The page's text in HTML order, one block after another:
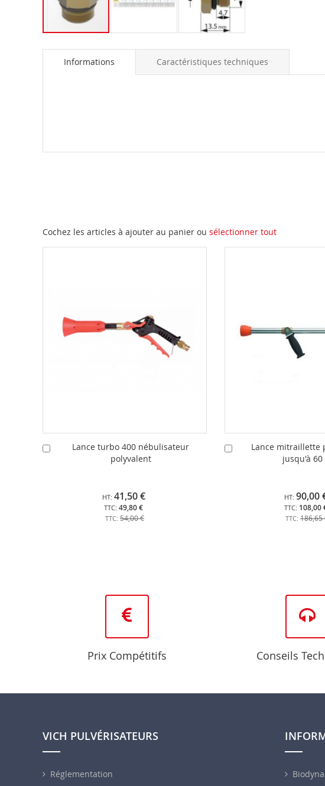
to
Informations Caractéristiques techniques
Cochez les articles à ajouter au panier ou sélectionner tout
Lance turbo 400 nébulisateur
polyvalent
49,80 €
41,50 €
54,00 €
Ajouter
Lance mitraillette
jusqu'à 60
108,00
90,00
186,65
Ajouter
Prix Compétitifs Conseils
VICH PULVÉRISATEURS
Réglementation